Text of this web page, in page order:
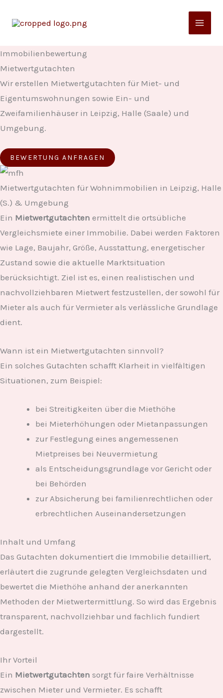
Inhalt
Immobilienbewertung
Mietwertgutachten
Wir erstellen Mietwertgutachten für Miet- und
Eigentumswohnungen sowie Ein- und
Zweifamilienhäuser in Leipzig, Halle (Saale) und
Umgebung.
BEWERTUNG ANFRAGEN
Mietwertgutachten für Wohnimmobilien in Leipzig, Halle
(S.) & Umgebung
Ein Mietwertgutachten ermittelt die ortsübliche
Vergleichsmiete einer Immobilie. Dabei werden Faktoren
wie Lage, Baujahr, Größe, Ausstattung, energetischer
Zustand sowie die aktuelle Marktsituation
berücksichtigt. Ziel ist es, einen realistischen und
nachvollziehbaren Mietwert festzustellen, der sowohl für
Mieter als auch für Vermieter als verlässliche Grundlage
dient.
Wann ist ein Mietwertgutachten sinnvoll?
Ein solches Gutachten schafft Klarheit in vielfältigen
Situationen, zum Beispiel:
bei Streitigkeiten über die Miethöhe
bei Mieterhöhungen oder Mietanpassungen
zur Festlegung eines angemessenen
Mietpreises bei Neuvermietung
als Entscheidungsgrundlage vor Gericht oder
bei Behörden
zur Absicherung bei familienrechtlichen oder
erbrechtlichen Auseinandersetzungen
Inhalt und Umfang
Das Gutachten dokumentiert die Immobilie detailliert,
erläutert die zugrunde gelegten Vergleichsdaten und
bewertet die Miethöhe anhand der anerkannten
Methoden der Mietwertermittlung. So wird das Ergebnis
transparent, nachvollziehbar und fachlich fundiert
dargestellt.
Ihr Vorteil
Ein Mietwertgutachten sorgt für faire Verhältnisse
zwischen Mieter und Vermieter. Es schafft